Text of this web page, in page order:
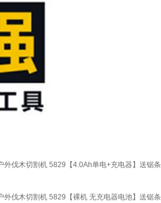
伐木切割机 5829【4.0Ah单电+充电器】送锯条
伐木切割机 5829【裸机 无充电器电池】送锯条